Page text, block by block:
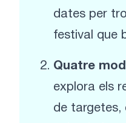
dates per
festival que
Quatre
explora els
de targetes,